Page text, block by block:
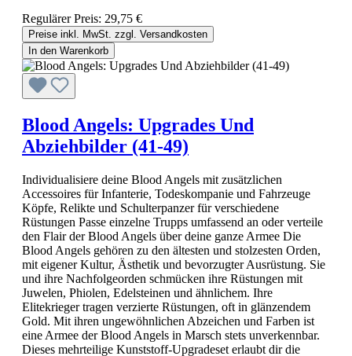
Regulärer Preis: 29,75 €
Preise inkl. MwSt. zzgl. Versandkosten
In den Warenkorb
Blood Angels: Upgrades Und
Abziehbilder (41-49)
Individualisiere deine Blood Angels mit zusätzlichen
Accessoires für Infanterie, Todeskompanie und Fahrzeuge
Köpfe, Relikte und Schulterpanzer für verschiedene
Rüstungen Passe einzelne Trupps umfassend an oder verteile
den Flair der Blood Angels über deine ganze Armee Die
Blood Angels gehören zu den ältesten und stolzesten Orden,
mit eigener Kultur, Ästhetik und bevorzugter Ausrüstung. Sie
und ihre Nachfolgeorden schmücken ihre Rüstungen mit
Juwelen, Phiolen, Edelsteinen und ähnlichem. Ihre
Elitekrieger tragen verzierte Rüstungen, oft in glänzendem
Gold. Mit ihren ungewöhnlichen Abzeichen und Farben ist
eine Armee der Blood Angels in Marsch stets unverkennbar.
Dieses mehrteilige Kunststoff-Upgradeset erlaubt dir die